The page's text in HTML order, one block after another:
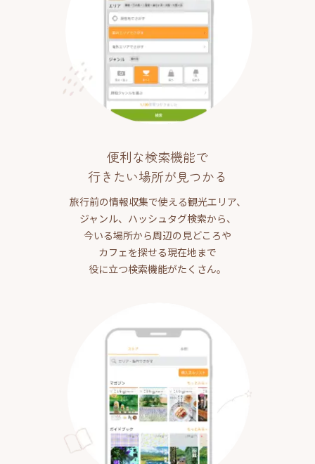
便利な検索機能で
行きたい場所が見つかる
旅行前の情報収集で使える観光エリア、
ジャンル、ハッシュタグ検索から、
今いる場所から周辺の見どころや
カフェを探せる現在地まで
役に立つ検索機能がたくさん。